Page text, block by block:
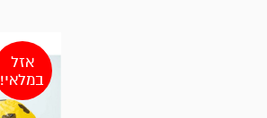
אזל
במלאי!